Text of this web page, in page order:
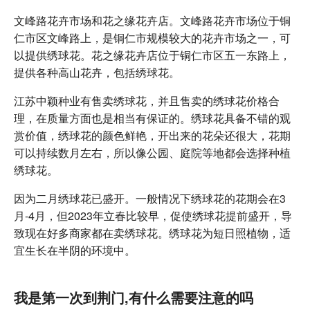
文峰路花卉市场和花之缘花卉店。文峰路花卉市场位于铜
仁市区文峰路上，是铜仁市规模较大的花卉市场之一，可
以提供绣球花。花之缘花卉店位于铜仁市区五一东路上，
提供各种高山花卉，包括绣球花。
江苏中颖种业有售卖绣球花，并且售卖的绣球花价格合
理，在质量方面也是相当有保证的。绣球花具备不错的观
赏价值，绣球花的颜色鲜艳，开出来的花朵还很大，花期
可以持续数月左右，所以像公园、庭院等地都会选择种植
绣球花。
因为二月绣球花已盛开。一般情况下绣球花的花期会在3
月-4月，但2023年立春比较早，促使绣球花提前盛开，导
致现在好多商家都在卖绣球花。绣球花为短日照植物，适
宜生长在半阴的环境中。
我是第一次到荆门,有什么需要注意的吗